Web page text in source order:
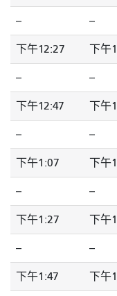
-- --
下午12:27 下午
-- --
下午12:47 下午
-- --
下午1:07 下午
-- --
下午1:27 下午
-- --
下午1:47 下午